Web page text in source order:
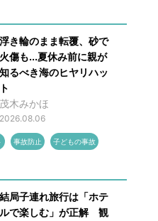
浮き輪のまま転覆、砂で
火傷も...夏休み前に親が
知るべき海のヒヤリハッ
ト
茂木みかほ
2026.08.06
事故防止 子どもの事故
結局子連れ旅行は「ホテ
ルで楽しむ」が正解 観